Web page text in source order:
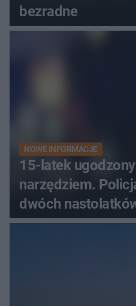
bezradne
NOWE INFORMACJE
15-latek
narzędziem.
dwóch